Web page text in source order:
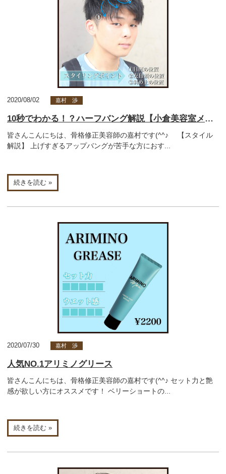
2020/08/02 嘉村 渉
10秒でわかる！？ハーフバング解説【小倉美容室メンズ】
皆さんこんにちは、骨格修正美容師の嘉村です(^^♪ 【スタイル
解説】 上げすぎるアップバングが苦手な方におす...
続きを読む »
2020/07/30 嘉村 渉
人気NO.1アリミノグリース
皆さんこんにちは、骨格修正美容師の嘉村です(^^♪ セット力と艶
感が欲しい方にオススメです！ ベリーショートの...
続きを読む »